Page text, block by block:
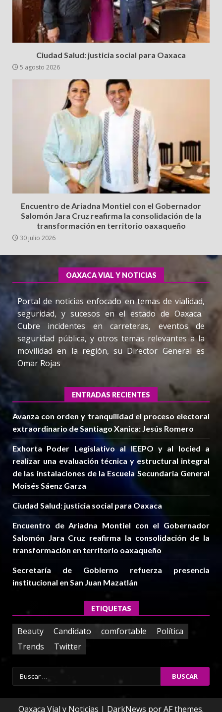
Ciudad Salud: justicia social para Oaxaca
5 agosto 2026
Encuentro de Ariadna Montiel con el Gobernador
Salomón Jara Cruz reafirma la consolidación de la
transformación en territorio oaxaqueño
30 julio 2026
OAXACA VIAL Y NOTICIAS
Portal de noticias enfocado en temas de vialidad,
seguridad, y sucesos en el estado de Oaxaca.
Cubre incidentes en carreteras, eventos de
seguridad pública, y otros temas relevantes a la
movilidad en la región, su Director General es
Omar Rojas
ENTRADAS RECIENTES
Avanza con orden y tranquilidad el proceso electoral
extraordinario de Santiago Xanica: Jesús Romero
Exhorta Poder Legislativo al IEEPO y al Iocied a
realizar una evaluación técnica y estructural integral
de las instalaciones de la Escuela Secundaria General
Moisés Sáenz Garza
Ciudad Salud: justicia social para Oaxaca
Encuentro de Ariadna Montiel con el Gobernador
Salomón Jara Cruz reafirma la consolidación de la
transformación en territorio oaxaqueño
Secretaría de Gobierno refuerza presencia
institucional en San Juan Mazatlán
ETIQUETAS
Beauty Candidato comfortable
Política
Trends
Twitter
Buscar:
Oaxaca Vial y Noticias | DarkNews por AF themes.